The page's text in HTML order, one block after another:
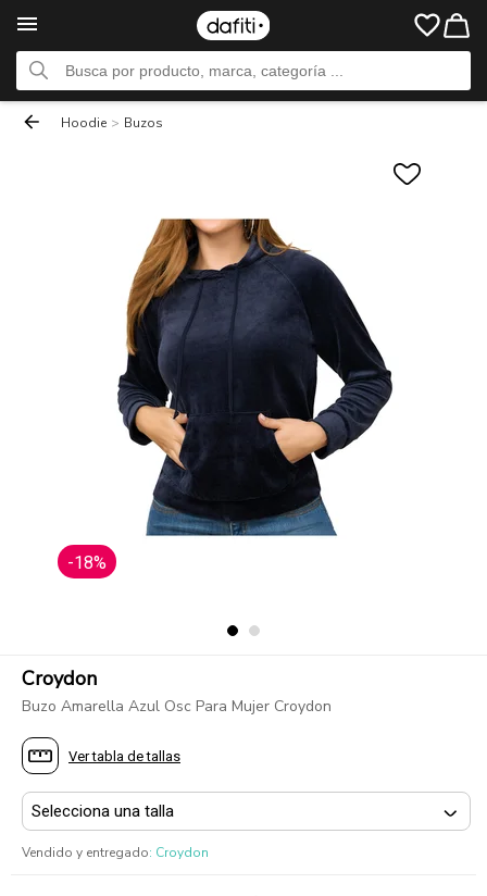
Hoodie > Buzos
-18%
Croydon
Buzo Amarella Azul Osc Para Mujer Croydon
Ver tabla de tallas
Vendido y entregado: Croydon